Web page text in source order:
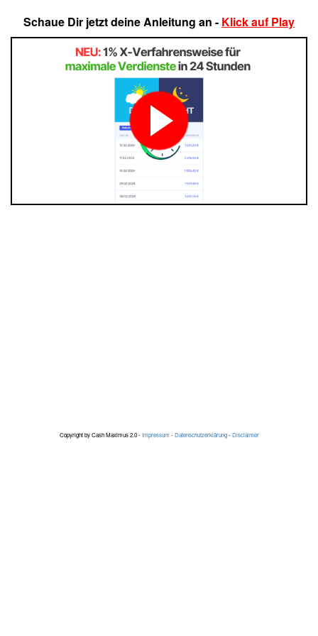
Schaue Dir jetzt deine Anleitung an - Klick auf Play
Copyright by Cash Maximus 2.0 -Impressum -Datenschutzerklärung-Disclaimer